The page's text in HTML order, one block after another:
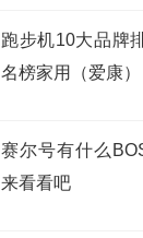
跑步机10大品牌
名榜家用（爱康
赛尔号有什么
来看看吧